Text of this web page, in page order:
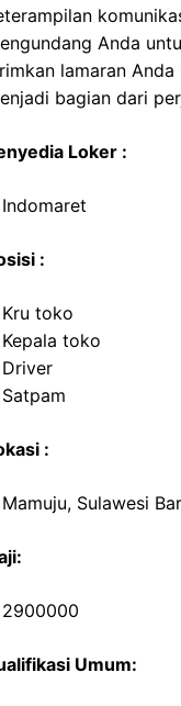
Anda
lamaran
bagian dari
Loker :
Indomaret
:
Kru toko
Kepala toko
Driver
Satpam
:
Mamuju, Sulawesi
2900000
Umum: